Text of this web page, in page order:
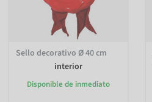
Sello decorativo Ø 40 cm
interior
Disponible de inmediato